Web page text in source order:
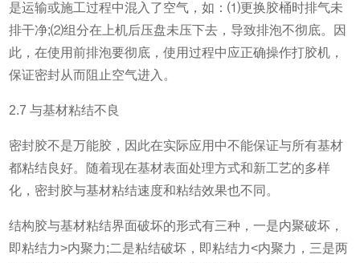
是运输或施工过程中混入了空气，如：⑴更换胶桶时排气未
排干净;⑵组分在上机后压盘未压下去，导致排泡不彻底。因
此，在使用前排泡要彻底，使用过程中应正确操作打胶机，
保证密封从而阻止空气进入。
2.7 与基材粘结不良
密封胶不是万能胶，因此在实际应用中不能保证与所有基材
都粘结良好。随着现在基材表面处理方式和新工艺的多样
化，密封胶与基材粘结速度和粘结效果也不同。
结构胶与基材粘结界面破坏的形式有三种，一是内聚破坏，
即粘结力>内聚力;二是粘结破坏，即粘结力<内聚力，三是两